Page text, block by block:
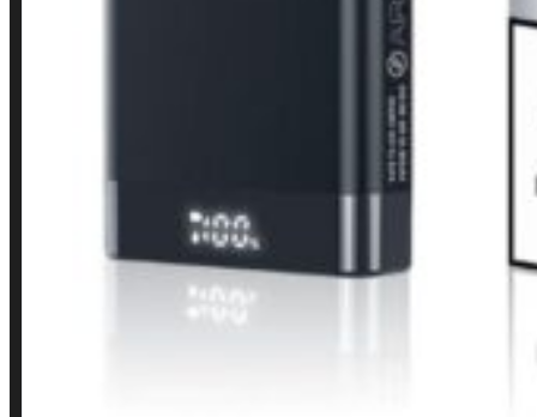
Política de Garantia, Reembolso e Devolução
Termos de Uso